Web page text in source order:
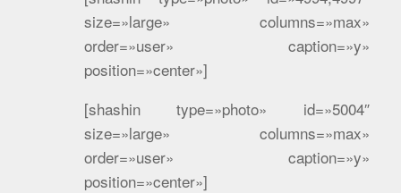
size=»large» columns=»max»
order=»user» caption=»y»
position=»center»]
[shashin type=»photo» id=»5004″
size=»large» columns=»max»
order=»user» caption=»y»
position=»center»]